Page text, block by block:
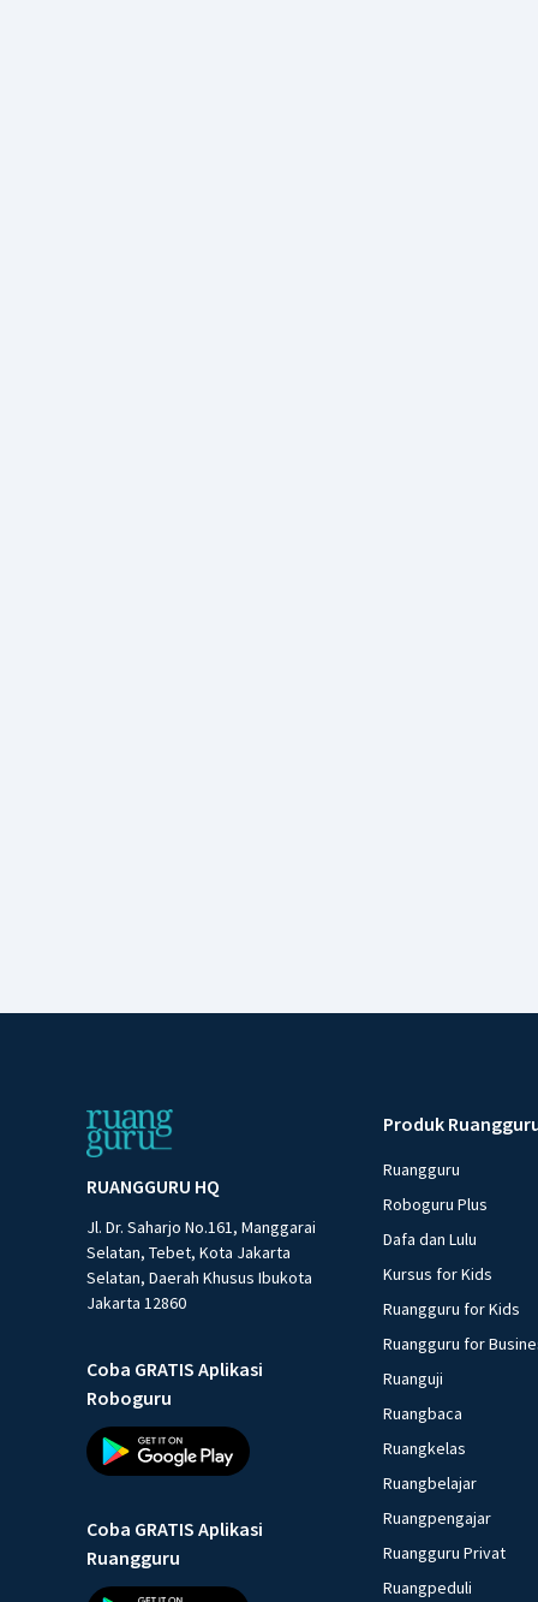
RUANGGURU HQ
Jl. Dr. Saharjo No.161, Manggarai
Selatan, Tebet, Kota Jakarta
Selatan, Daerah Khusus Ibukota
Jakarta 12860
Coba GRATIS Aplikasi
Roboguru
Coba GRATIS Aplikasi
Ruangguru
Produk
Ruangguru
Roboguru Plus
Dafa dan Lulu
Kursus for Kids
Ruangguru for Kids
Ruangguru for
Ruanguji
Ruangbaca
Ruangkelas
Ruangbelajar
Ruangpengajar
Ruangguru Privat
Ruangpeduli